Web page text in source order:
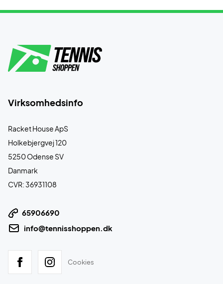
Virksomhedsinfo
Racket House ApS
Holkebjergvej 120
5250 Odense SV
Danmark
CVR: 36931108
65906690
info@tennisshoppen.dk
Cookies